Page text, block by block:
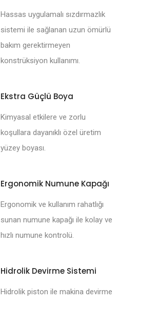
Hassas uygulamalı sızdırmazlık
sistemi ile sağlanan uzun ömürlü
bakım gerektirmeyen
konstrüksiyon kullanımı.
Ekstra Güçlü Boya
Kimyasal etkilere ve zorlu
koşullara dayanıklı özel üretim
yüzey boyası.
Ergonomik Numune Kapağı
Ergonomik ve kullanım rahatlığı
sunan numune kapağı ile kolay ve
hızlı numune kontrolü.
Hidrolik Devirme Sistemi
Hidrolik piston ile makina devirme